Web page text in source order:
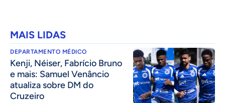
MAIS LIDAS
DEPARTAMENTO MÉDICO
Kenji, Néiser, Fabrício Bruno
e mais: Samuel Venâncio
atualiza sobre DM do
Cruzeiro